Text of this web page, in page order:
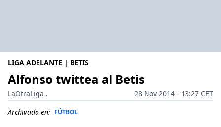
LIGA ADELANTE | BETIS
Alfonso twittea al Betis
LaOtraLiga .
28 Nov 2014 - 13:27 CET
Archivado en: FÚTBOL